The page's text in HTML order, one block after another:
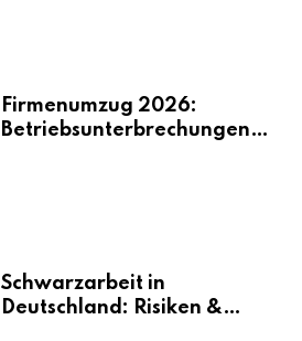
Firmenumzug 2026:
Betriebsunterbrechungen
Schwarzarbeit in
Deutschland: Risiken &